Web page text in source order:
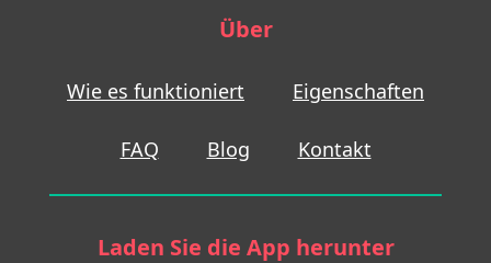
Über
Wie es funktioniert Eigenschaften
FAQ Blog Kontakt
Laden Sie die App herunter